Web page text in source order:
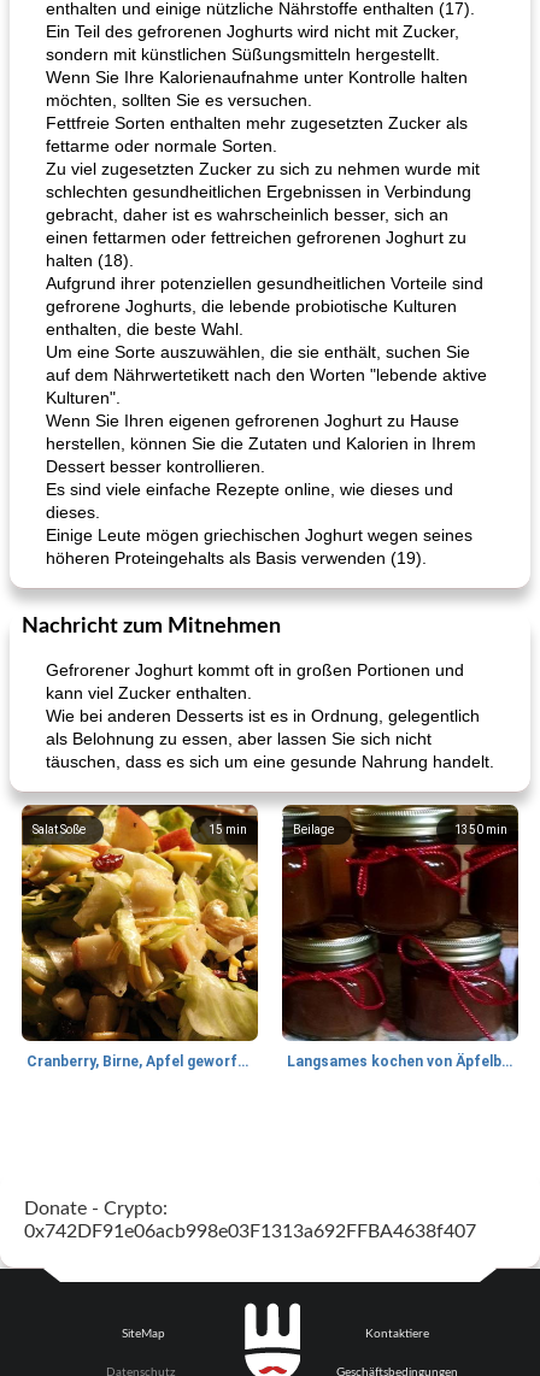
enthalten und einige nützliche Nährstoffe enthalten (17).
Ein Teil des gefrorenen Joghurts wird nicht mit Zucker,
sondern mit künstlichen Süßungsmitteln hergestellt.
Wenn Sie Ihre Kalorienaufnahme unter Kontrolle halten
möchten, sollten Sie es versuchen.
Fettfreie Sorten enthalten mehr zugesetzten Zucker als
fettarme oder normale Sorten.
Zu viel zugesetzten Zucker zu sich zu nehmen wurde mit
schlechten gesundheitlichen Ergebnissen in Verbindung
gebracht, daher ist es wahrscheinlich besser, sich an
einen fettarmen oder fettreichen gefrorenen Joghurt zu
halten (18).
Aufgrund ihrer potenziellen gesundheitlichen Vorteile sind
gefrorene Joghurts, die lebende probiotische Kulturen
enthalten, die beste Wahl.
Um eine Sorte auszuwählen, die sie enthält, suchen Sie
auf dem Nährwertetikett nach den Worten "lebende aktive
Kulturen".
Wenn Sie Ihren eigenen gefrorenen Joghurt zu Hause
herstellen, können Sie die Zutaten und Kalorien in Ihrem
Dessert besser kontrollieren.
Es sind viele einfache Rezepte online, wie dieses und
dieses.
Einige Leute mögen griechischen Joghurt wegen seines
höheren Proteingehalts als Basis verwenden (19).
Nachricht zum Mitnehmen
Gefrorener Joghurt kommt oft in großen Portionen und
kann viel Zucker enthalten.
Wie bei anderen Desserts ist es in Ordnung, gelegentlich
als Belohnung zu essen, aber lassen Sie sich nicht
täuschen, dass es sich um eine gesunde Nahrung handelt.
15min
Salat Soße
Cranberry, Birne, Apfel geworfener Salat
1350 min
Beilage
Langsames kochen von Äpfelbutter
Tandoori Lammspiesse mit Raita und Couscous
Donate - Crypto:
0x742DF91e06acb998e03F1313a692FFBA4638f407
SiteMap
Datenschutz
Kontaktiere
Geschäftsbedingungen